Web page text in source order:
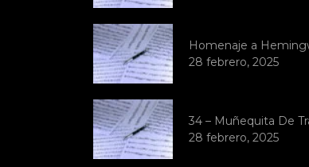
Homenaje a
28 febrero, 2025
34 – Muñequita De
28 febrero, 2025